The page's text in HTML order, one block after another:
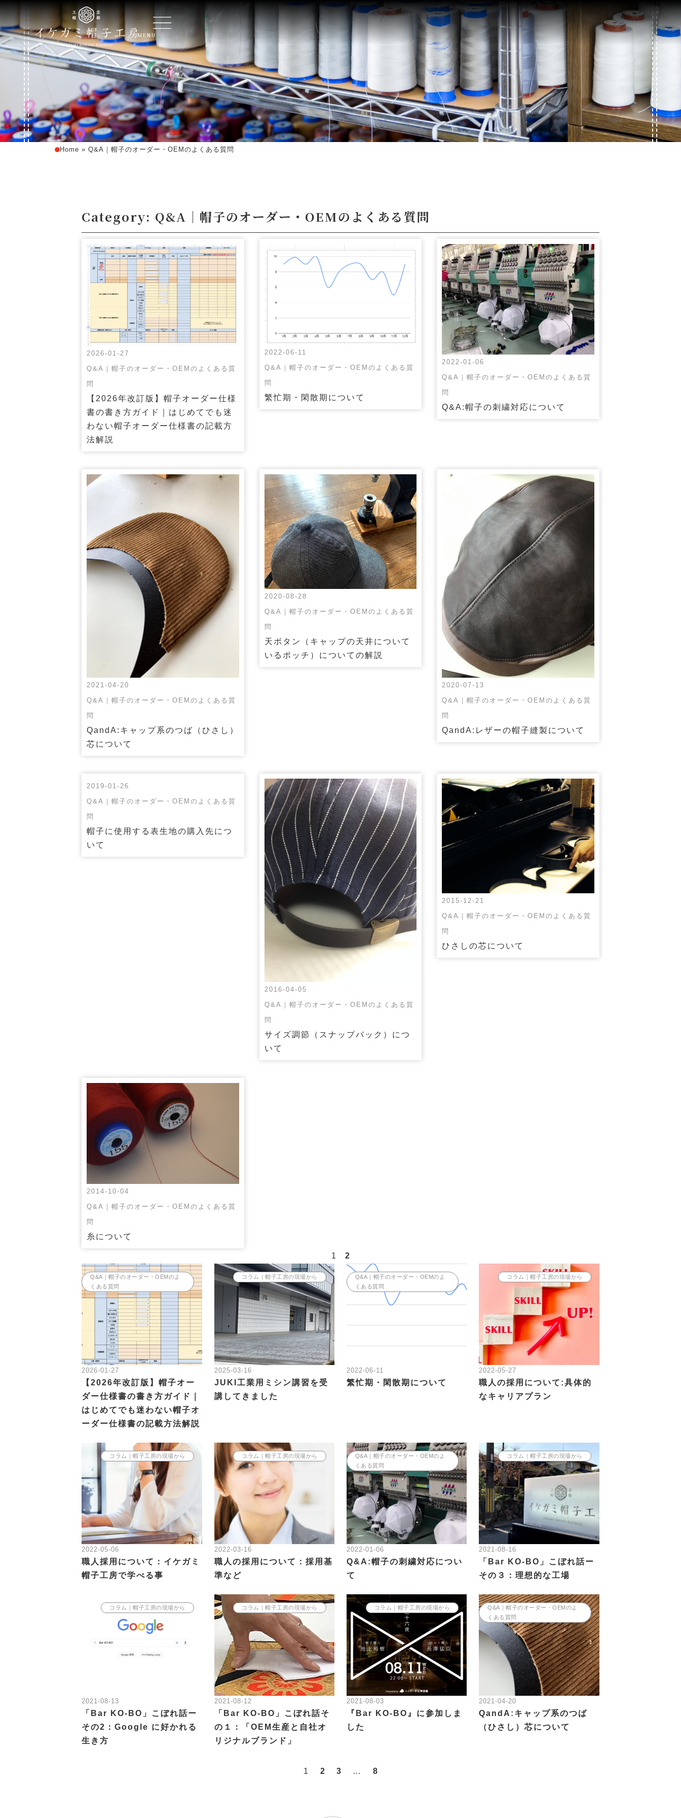
MENU
Home » Q&A｜帽子のオーダー・OEMのよくある質問
Category: Q&A｜帽子のオーダー・OEMのよくある質問
2026-01-27
Q&A｜帽子のオーダー・OEMのよくある質
問
【2026年改訂版】帽子オーダー仕様
書の書き方ガイド｜はじめてでも迷
わない帽子オーダー仕様書の記載方
法解説
2022-06-11
Q&A｜帽子のオーダー・OEMのよくある質
問
繁忙期・閑散期について
2022-01-06
Q&A｜帽子のオーダー・OEMのよくある質
問
Q&A:帽子の刺繍対応について
2021-04-20
Q&A｜帽子のオーダー・OEMのよくある質
問
QandA:キャップ系のつば（ひさし）
芯について
2020-08-28
Q&A｜帽子のオーダー・OEMのよくある質
問
天ボタン（キャップの天井について
いるポッチ）についての解説
2020-07-13
Q&A｜帽子のオーダー・OEMのよくある質
問
QandA:レザーの帽子縫製について
2019-01-26
Q&A｜帽子のオーダー・OEMのよくある質
問
帽子に使用する表生地の購入先につ
いて
2016-04-05
Q&A｜帽子のオーダー・OEMのよくある質
問
サイズ調節（スナップバック）につ
いて
2015-12-21
Q&A｜帽子のオーダー・OEMのよくある質
問
ひさしの芯について
2014-10-04
Q&A｜帽子のオーダー・OEMのよくある質
問
糸について
1 2
Q&A｜帽子のオーダー・OEMのよ
くある質問
2026-01-27
【2026年改訂版】帽子オー
ダー仕様書の書き方ガイド｜
はじめてでも迷わない帽子オ
ーダー仕様書の記載方法解説
コラム｜帽子工房の現場から
2025-03-16
JUKI工業用ミシン講習を受
講してきました
Q&A｜帽子のオーダー・OEMのよ
くある質問
2022-06-11
繁忙期・閑散期について
コラム｜帽子工房の現場から
2022-05-27
職人の採用について:具体的
なキャリアプラン
コラム｜帽子工房の現場から
2022-05-06
職人採用について：イケガミ
帽子工房で学べる事
コラム｜帽子工房の現場から
2022-03-16
職人の採用について：採用基
準など
Q&A｜帽子のオーダー・OEMのよ
くある質問
2022-01-06
Q&A:帽子の刺繍対応につい
て
コラム｜帽子工房の現場から
2021-08-16
「Bar KO-BO」こぼれ話ー
その３：理想的な工場
コラム｜帽子工房の現場から
2021-08-13
「Bar KO-BO」こぼれ話ー
その2：Google に好かれる
生き方
コラム｜帽子工房の現場から
2021-08-12
「Bar KO-BO」こぼれ話そ
の１：「OEM生産と自社オ
リジナルブランド」
コラム｜帽子工房の現場から
2021-08-03
『Bar KO-BO』に参加しま
した
Q&A｜帽子のオーダー・OEMのよ
くある質問
2021-04-20
QandA:キャップ系のつば
（ひさし）芯について
1 2 3 … 8